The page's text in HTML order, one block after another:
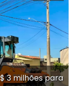
3 milhões para